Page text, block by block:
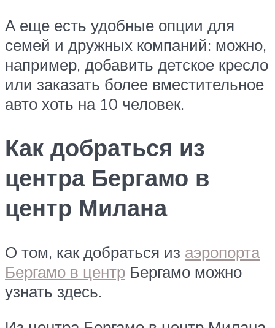
А еще есть удобные опции для
семей и дружных компаний: можно,
например, добавить детское кресло
или заказать более вместительное
авто хоть на 10 человек.
Как добраться из
центра Бергамо в
центр Милана
О том, как добраться из аэропорта
Бергамо в центр Бергамо можно
узнать здесь.